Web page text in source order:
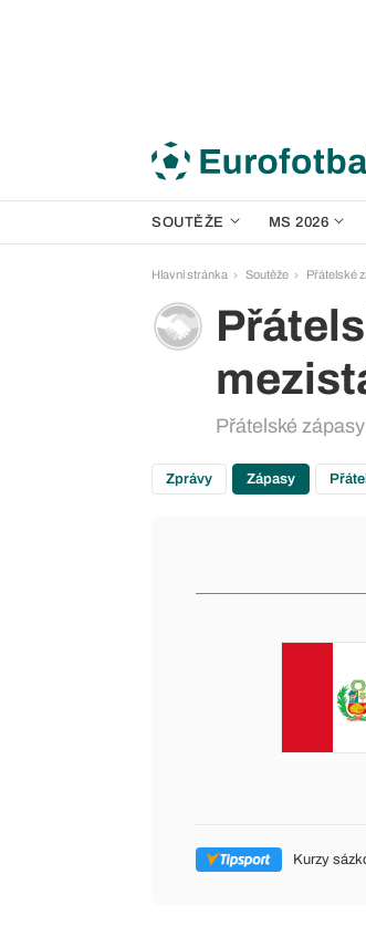
SOUTĚŽE MS 2026
Hlavní stránka Soutěže Přátelské
Přátelské
Zprávy Zápasy
Kurzy